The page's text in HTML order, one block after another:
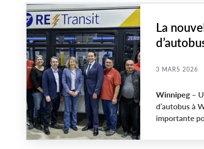
La
3 MARS 2026
Winnipeg–
d’autobus à
importante